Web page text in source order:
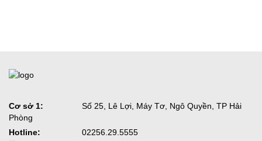
Cơ sở 1:
Số 25, Lê Lợi, Máy Tơ, Ngô Quyền, TP Hải
Phòng
Hotline:
02256.29.5555